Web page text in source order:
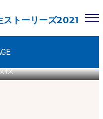
ストーリーズ2021
校